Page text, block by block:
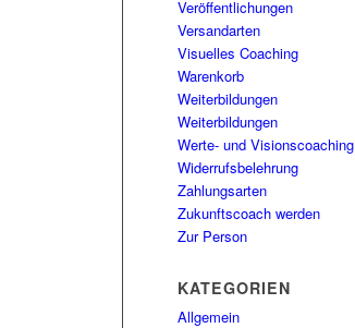
Veröffentlichungen
Versandarten
Visuelles Coaching
Warenkorb
Weiterbildungen
Weiterbildungen
Werte- und Visionscoaching
Widerrufsbelehrung
Zahlungsarten
Zukunftscoach werden
Zur Person
KATEGORIEN
Allgemein